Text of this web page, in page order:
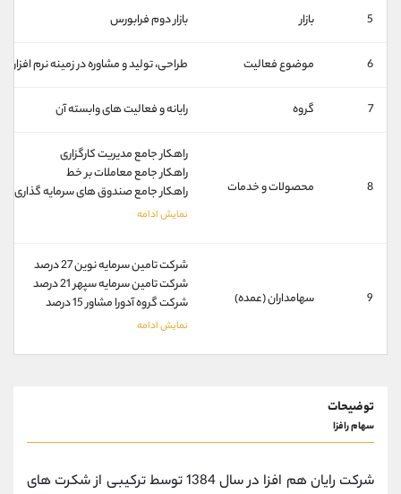
5 بازار بازار دوم فرابورس
6 موضوع فعالیت طراحی، تولید و مشاوره در زمینه نرم
7 گروه رایانه و فعالیت های وابسته آن
8 محصولات و خدمات
راهکار جامع مدیریت کارگزاری
راهکار جامع معاملات بر خط
راهکار جامع صندوق های سرمایه گذاری
9 سهامداران (عمده)
شرکت تامین سرمایه نوین 27 درصد
شرکت تامین سرمایه سپهر 21 درصد
شرکت گروه آدورا مشاور 15 درصد
توضیحات
سهام رافزا
شرکت رایان هم افزا در سال 1384 توسط ترکیبی از شکرت های